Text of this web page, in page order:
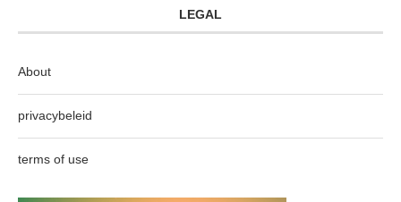
LEGAL
About
privacybeleid
terms of use